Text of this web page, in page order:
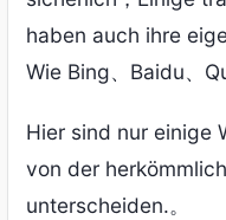
haben auch ihre
Wie Bing、Baidu、
Hier sind nur einige
von der
unterscheiden.。